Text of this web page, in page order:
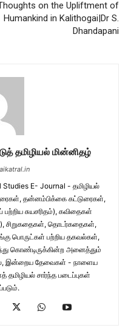
on the Upliftment of
Humankind in Kalithogai|Dr S.
Dhandapani
தமிழியல் மின்னிதழ்
E- Journal - தமிழியல்
தன்னம்பிக்கை கட்டுரைகள்,
சுயசரிதம்), கவிதைகள்
சிறுகதைகள், தொடர்கதைகள்,
பொருட்கள் பற்றிய தகவல்கள்,
கொண்டிருக்கின்ற அனைத்தும்
இன்றைய தேவைகள் - நாளைய
சார்ந்த படைப்புகள்